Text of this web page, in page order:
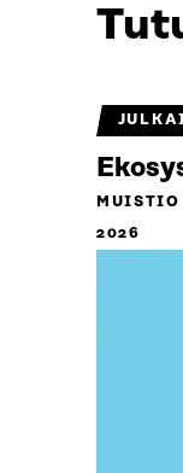
MUISTIO
2026